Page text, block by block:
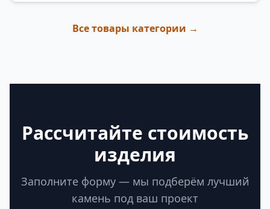
Все товары категории →
Рассчитайте стоимость
изделия
Заполните форму — мы подберём лучший
камень под ваш проект